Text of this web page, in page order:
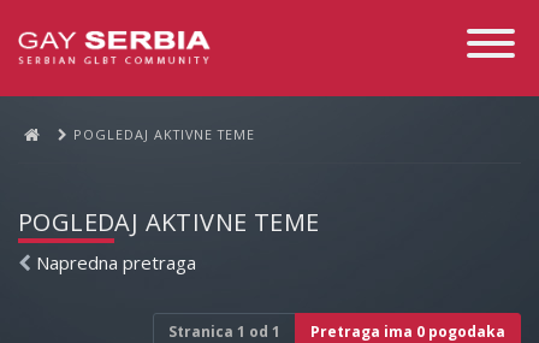
Toggle
POGLEDAJ AKTIVNE TEME
POGLEDAJ AKTIVNE TEME
Napredna pretraga
Stranica 1 od 1 Pretraga ima 0 pogodaka